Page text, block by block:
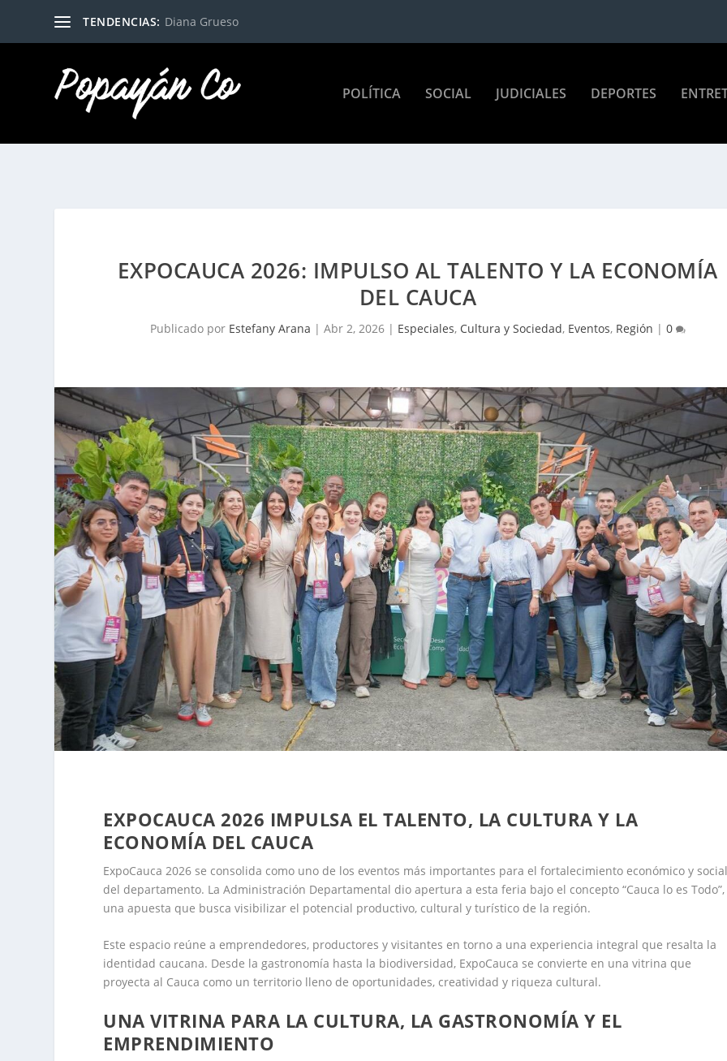
TENDENCIAS: Diana Grueso
POLÍTICA SOCIAL JUDICIALES DEPORTES
EXPOCAUCA 2026: IMPULSO AL TALENTO Y LA ECONOMÍA
DEL CAUCA
Publicado por Estefany Arana | Abr 2, 2026| Especiales, Cultura y Sociedad, Eventos, Región | 0
EXPOCAUCA 2026 IMPULSA EL TALENTO, LA CULTURA Y LA
ECONOMÍA DEL CAUCA
ExpoCauca 2026 se consolida como uno de los eventos más importantes para el fortalecimiento económico y
del departamento. La Administración Departamental dio apertura a esta feria bajo el concepto “Cauca lo es Todo”,
una apuesta que busca visibilizar el potencial productivo, cultural y turístico de la región.
Este espacio reúne a emprendedores, productores y visitantes en torno a una experiencia integral que resalta la
identidad caucana. Desde la gastronomía hasta la biodiversidad, ExpoCauca se convierte en una vitrina que
proyecta al Cauca como un territorio lleno de oportunidades, creatividad y riqueza cultural.
UNA VITRINA PARA LA CULTURA, LA GASTRONOMÍA Y EL
EMPRENDIMIENTO